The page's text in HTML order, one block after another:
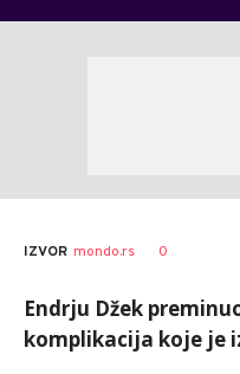
IZVOR mondo.rs 0
Endrju Džek
komplikacija koje je